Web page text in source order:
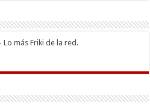
más Friki de la red.